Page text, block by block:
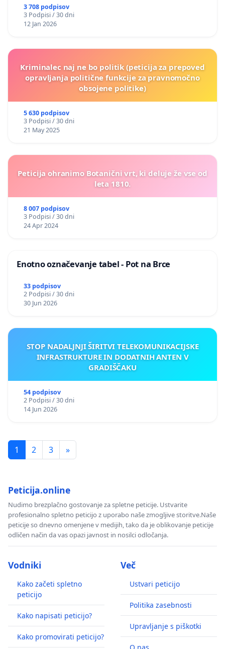
3 708 podpisov
3 Podpisi / 30 dni
12 Jan 2026
Kriminalec naj ne bo politik (peticija za prepoved
opravljanja politične funkcije za pravnomočno
obsojene politike)
5 630 podpisov
3 Podpisi / 30 dni
21 May 2025
Peticija ohranimo Botanični vrt, ki deluje že vse od
leta 1810.
8 007 podpisov
3 Podpisi / 30 dni
24 Apr 2024
Enotno označevanje tabel - Pot na Brce
33 podpisov
2 Podpisi / 30 dni
30 Jun 2026
STOP NADALJNJI ŠIRITVI TELEKOMUNIKACIJSKE
INFRASTRUKTURE IN DODATNIH ANTEN V
GRADIŠČAKU
54 podpisov
2 Podpisi / 30 dni
14 Jun 2026
1 2 3 »
Peticija.online
Nudimo brezplačno gostovanje za spletne peticije. Ustvarite
profesionalno spletno peticijo z uporabo naše zmogljive storitve.Naše
peticije so dnevno omenjene v medijih, tako da je oblikovanje peticije
odličen način da vas opazi javnost in nosilci odločanja.
Vodniki
Kako začeti spletno
peticijo
Kako napisati peticijo?
Kako promovirati peticijo?
Več
Ustvari peticijo
Politika zasebnosti
Upravljanje s piškotki